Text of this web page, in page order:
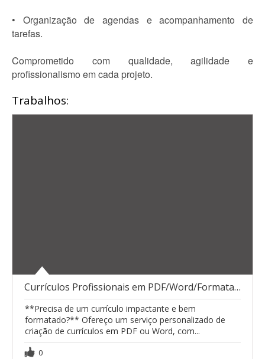
• Organização de agendas e acompanhamento de
tarefas.
Comprometido com qualidade, agilidade e
profissionalismo em cada projeto.
Trabalhos:
Currículos Profissionais em PDF/Word/Formatação
**Precisa de um currículo impactante e bem
formatado?** Ofereço um serviço personalizado de
criação de currículos em PDF ou Word, com...
0